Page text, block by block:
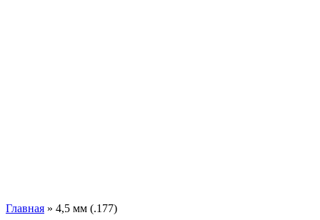
Главная » 4,5 мм (.177)